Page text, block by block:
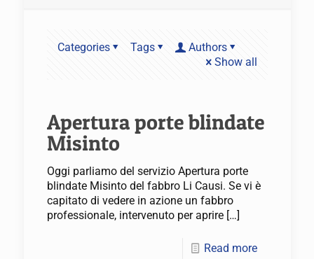
Categories Tags
Authors
Show all
Apertura porte blindate
Misinto
Oggi parliamo del servizio Apertura porte
blindate Misinto del fabbro Li Causi. Se vi è
capitato di vedere in azione un fabbro
professionale, intervenuto per aprire[…]
Read more